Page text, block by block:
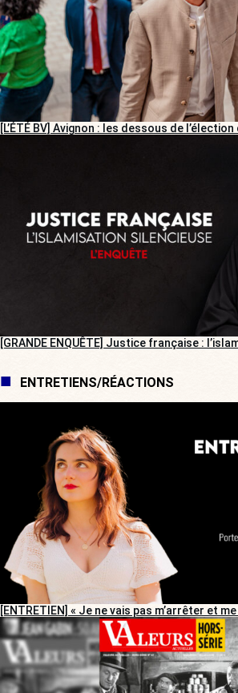
[L’ÉTÉ BV] Avignon : les dessous de
[GRANDE ENQUÊTE] Justice française :
ENTRETIENS/RÉACTIONS
[ENTRETIEN] « Je ne vais pas m’arrêter et